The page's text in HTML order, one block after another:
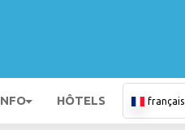
HÔTELS français